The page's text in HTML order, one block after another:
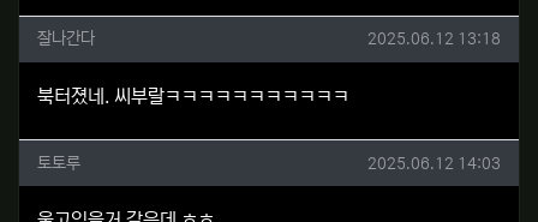
잘나간다님의 댓글
잘나간다 작성일
2025.06.12 13:18
북터졌네. 씨부랄ㅋㅋㅋㅋㅋㅋㅋㅋㅋㅋㅋ
토토루님의 댓글
토토루 작성일
2025.06.12 14:03